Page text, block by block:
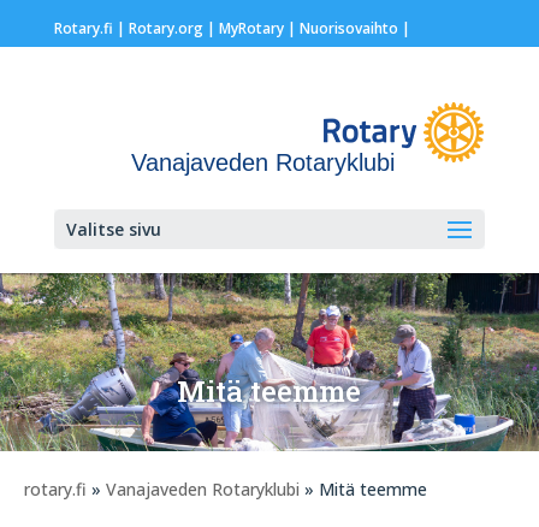
Rotary.fi | Rotary.org| MyRotary | Nuorisovaihto |
Vanajaveden Rotaryklubi
Valitse sivu
Mitä teemme
rotary.fi » Vanajaveden Rotaryklubi » Mitä teemme